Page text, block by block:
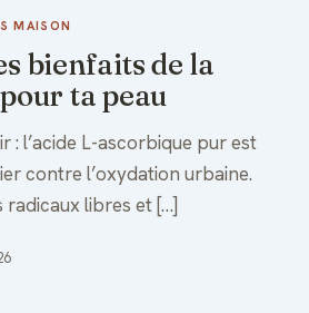
MAISON
bienfaits de la
ta peau
: l’acide L-ascorbique pur est
contre l’oxydation urbaine.
radicaux libres et […]